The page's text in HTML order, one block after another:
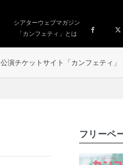
シアターウェブマガジン
「カンフェティ」とは
公演チケットサイト「カンフェティ」
フリーペ